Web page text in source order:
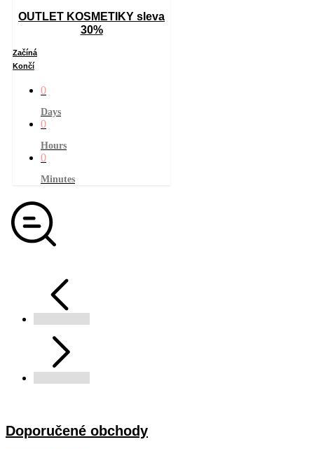
OUTLET KOSMETIKY sleva
30%
Začíná
Končí
0
Days
0
Hours
0
Minutes
Doporučené obchody